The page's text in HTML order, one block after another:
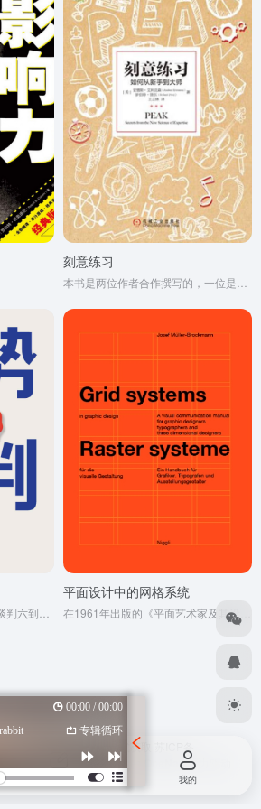
刻意练习
本书是两位作者合作撰写的，一位是心理学家，另一位是科学作家10多年前，我们开始经常探讨杰出人物和“刻意练习”这个主题，并在5年前开始认真地围绕这个主题写书。在那段时间，本书在我们两人的思想碰撞中慢慢成形，以至于我们现在都难以分辨，书中的哪一部分观点由谁提出。我们只知道，本书由我们两人合写，比由我们单独去写要好得多，
平面设计中的网格系统
汇总-优质设计资源一站式获取
安备 32080102000318号 OneNav强力驱动
00:00 / 00:00
专辑循环
投稿 我的